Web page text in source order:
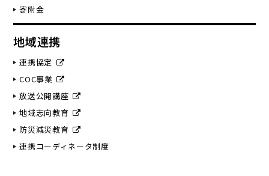
寄附金
地域連携
連携協定
COC事業
放送公開講座
地域志向教育
防災減災教育
連携コーディネータ制度